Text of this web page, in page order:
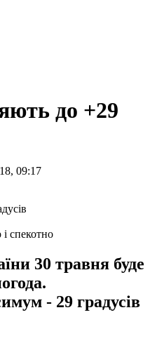
до +29
09:17
спекотно
30 травня буде
- 29 градусів